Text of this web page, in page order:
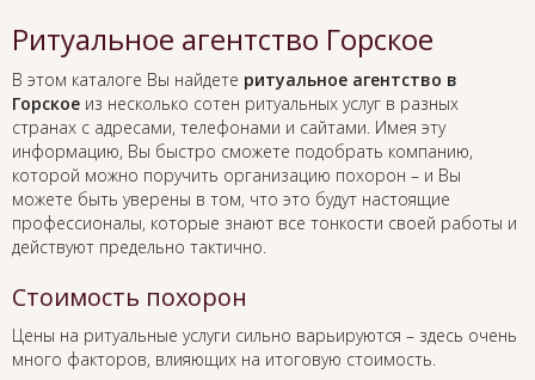
Ритуальное агентство Горское
В этом каталоге Вы найдете ритуальное агентство в
Горское из несколько сотен ритуальных услуг в разных
странах с адресами, телефонами и сайтами. Имея эту
информацию, Вы быстро сможете подобрать компанию,
которой можно поручить организацию похорон – и Вы
можете быть уверены в том, что это будут настоящие
профессионалы, которые знают все тонкости своей работы и
действуют предельно тактично.
Стоимость похорон
Цены на ритуальные услуги сильно варьируются – здесь очень
много факторов, влияющих на итоговую стоимость.